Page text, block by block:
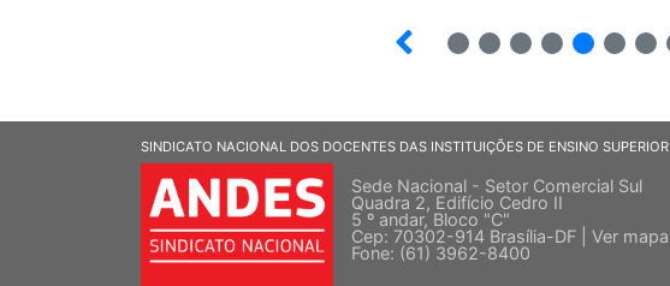
SINDICATO NACIONAL DOS DOCENTES DAS INSTITUIÇÕES DE ENSINO SUPERIOR
Sede Nacional - Setor Comercial Sul
Quadra 2, Edifício Cedro II
5 º andar, Bloco "C"
Cep: 70302-914 Brasília-DF | Ver mapa
Fone: (61) 3962-8400